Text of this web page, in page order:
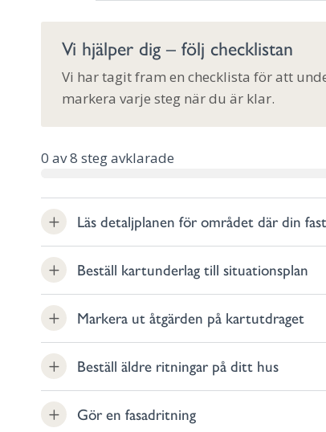
Vi hjälper dig – följ checklistan
Vi har tagit fram en checklista för att
markera varje steg när du är klar.
0 av8 steg avklarade
Läs detaljplanen för området där din
Beställ kartunderlag till situationsplan
Markera ut åtgärden på kartutdraget
Beställ äldre ritningar på ditt hus
Gör en fasadritning